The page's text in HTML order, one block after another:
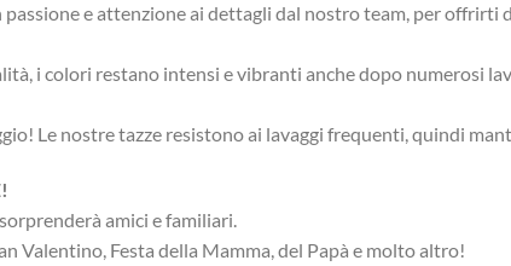
passione e attenzione ai dettagli dal nostro team, per offrirti
i colori restano intensi e vibranti anche dopo numerosi
Le nostre tazze resistono ai lavaggi frequenti, quindi
amici e familiari.
Valentino, Festa della Mamma, del Papà e molto altro!